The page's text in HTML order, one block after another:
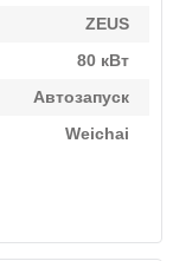
ZEUS
80 кВт
Автозапуск
Weichai